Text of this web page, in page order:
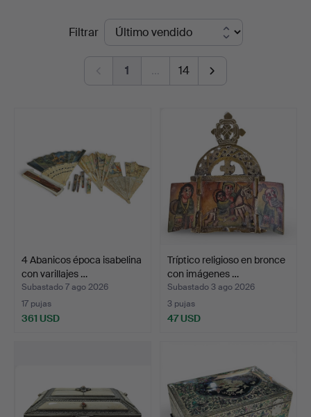
Filtrar
1 … 14
4 Abanicos época isabelina
con varillajes …
Subastado 7 ago 2026
17 pujas
361 USD
Tríptico religioso en bronce
con imágenes …
Subastado 3 ago 2026
3 pujas
47 USD